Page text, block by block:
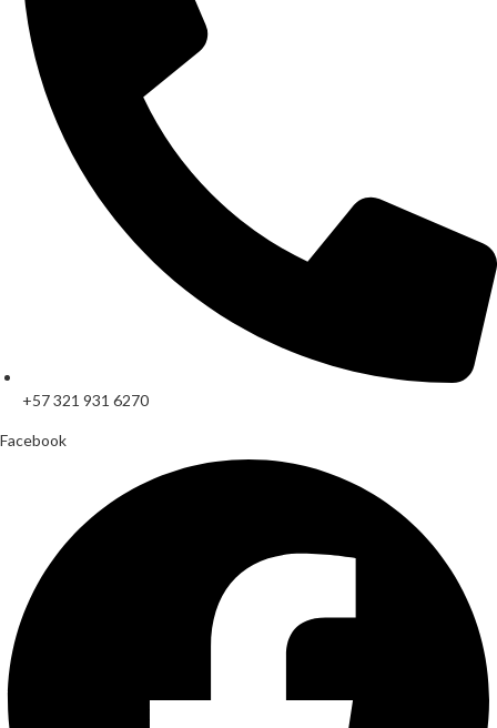
+57 321 931 6270
Facebook